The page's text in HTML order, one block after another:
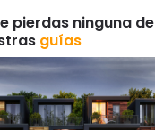
pierdas ninguna de
guías